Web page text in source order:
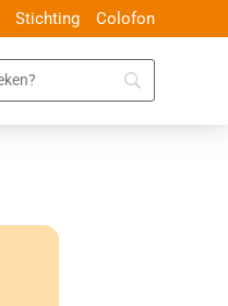
Stichting Colofon